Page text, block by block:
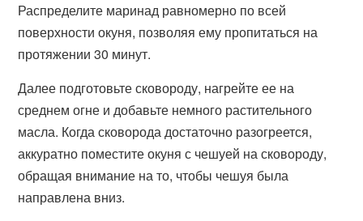
Распределите маринад равномерно по всей
поверхности окуня, позволяя ему пропитаться на
протяжении 30 минут.
Далее подготовьте сковороду, нагрейте ее на
среднем огне и добавьте немного растительного
масла. Когда сковорода достаточно разогреется,
аккуратно поместите окуня с чешуей на сковороду,
обращая внимание на то, чтобы чешуя была
направлена вниз.